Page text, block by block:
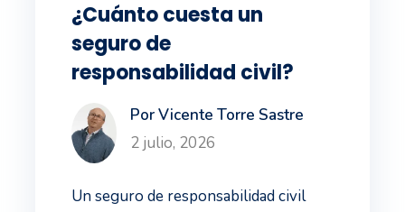
¿Cuánto cuesta un
seguro de
responsabilidad civil?
Por Vicente Torre Sastre
2 julio, 2026
Un seguro de responsabilidad civil